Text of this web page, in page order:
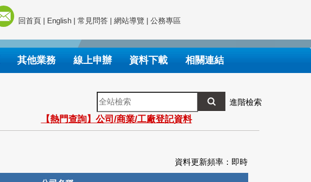
回首頁 | English | 常見問答 | 網站導覽 | 公務專區
其他業務 線上申辦 資料下載 相關連結
全
站
檢
索
進階檢索
【熱門查詢】公司/商業/工廠登記資料
資料更新頻率：即時